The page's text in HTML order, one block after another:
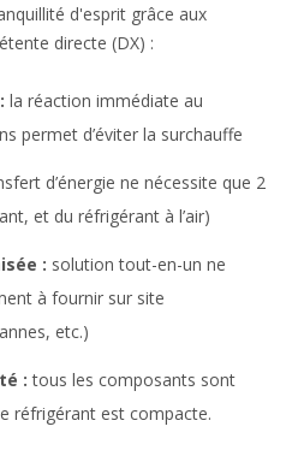
d'esprit grâce aux
directe (DX) :
la réaction immédiate au
permet d’éviter la surchauffe
d’énergie ne nécessite que 2
et du réfrigérant à l’air)
: solution tout-en-un ne
à fournir sur site
etc.)
: tous les composants sont
réfrigérant est compacte.